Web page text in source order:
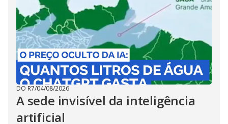
DO R7/04/08/2026
A sede invisível da inteligência
artificial